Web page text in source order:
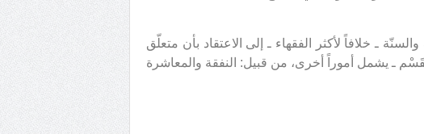
ـ خلافاً لأكثر الفقهاء ـ إلى الاعتقاد بأن متعلّق
إلى القَسْم ـ يشمل أموراً أخرى، من قبيل: النفقة والمعاشرة